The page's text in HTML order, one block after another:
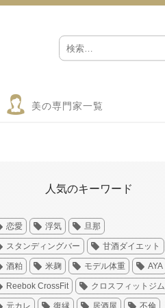
美の専門家一覧
人気のキーワード
恋愛 浮気 旦那
スタンディングバー 甘酒ダイエット
酒粕 米麹 モデル体重 AYA
Reebok CrossFit クロスフィットジム
元カレ 復縁 居酒屋 不倫